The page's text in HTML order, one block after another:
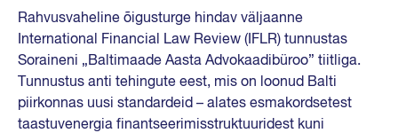
Rahvusvaheline õigusturge hindav väljaanne
International Financial Law Review (IFLR) tunnustas
Soraineni „Baltimaade Aasta Advokaadibüroo” tiitliga.
Tunnustus anti tehingute eest, mis on loonud Balti
piirkonnas uusi standardeid – alates esmakordsetest
taastuvenergia finantseerimisstruktuuridest kuni